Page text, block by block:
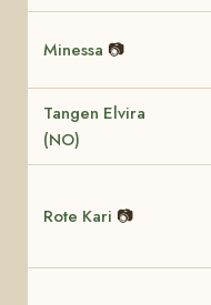
Minessa 📷
Tangen Elvira
(NO)
Rote Kari 📷